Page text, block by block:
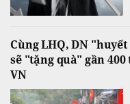
Cùng LHQ, DN
sẽ "tặng quà" gần
VN